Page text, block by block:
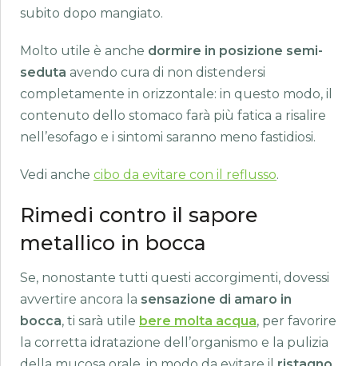
subito dopo mangiato.
Molto utile è anche dormire in posizione semi-
seduta avendo cura di non distendersi
completamente in orizzontale: in questo modo, il
contenuto dello stomaco farà più fatica a risalire
nell’esofago e i sintomi saranno meno fastidiosi.
Vedi anche cibo da evitare con il reflusso.
Rimedi contro il sapore
metallico in bocca
Se, nonostante tutti questi accorgimenti, dovessi
avvertire ancora la sensazione di amaro in
bocca, ti sarà utile bere molta acqua, per favorire
la corretta idratazione dell’organismo e la pulizia